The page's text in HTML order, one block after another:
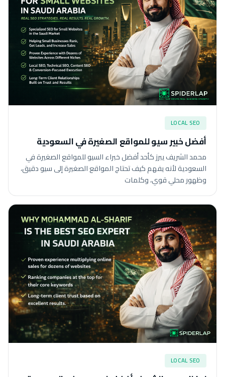
LOCAL SEO
أفضل خبير سيو للمواقع الصغيرة في السعودية
محمد الشريف يبرز كأحد أفضل خبراء السيو للمواقع الصغيرة في
السعودية لأنه يفهم كيف تحتاج المواقع الصغيرة إلى سيو دقيق،
وظهور محلي قوي، وكلمات
LOCAL SEO